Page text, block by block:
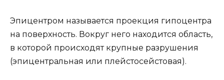
Эпицентром называется проекция гипоцентра
на поверхность. Вокруг него находится область,
в которой происходят крупные разрушения
(эпицентральная или плейстосейстовая).